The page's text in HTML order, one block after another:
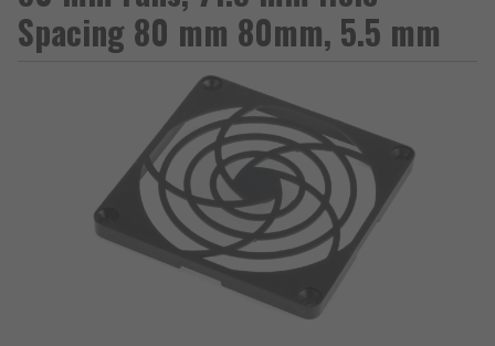
Spacing 80 mm 80mm, 5.5 mm